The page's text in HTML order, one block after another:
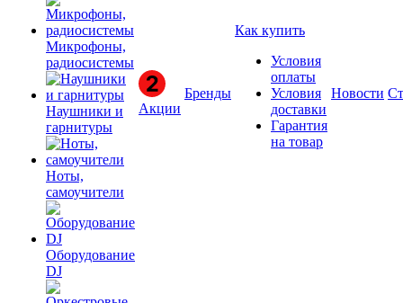
Микрофоны,
радиосистемы
Наушники и
гарнитуры
Ноты,
самоучители
Оборудование
DJ
Акции
Бренды
Как купить
Условия
оплаты
Условия
доставки
Гарантия
на товар
Новости